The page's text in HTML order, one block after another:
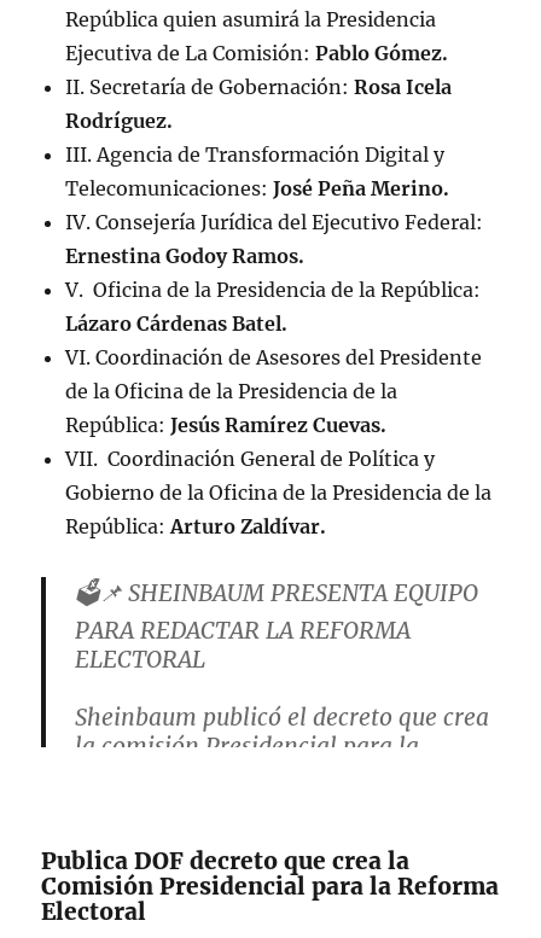
República quien asumirá la Presidencia
Ejecutiva de La Comisión:Pablo Gómez.
II. Secretaría de Gobernación:Rosa Icela
Rodríguez.
III. Agencia de Transformación Digital y
Telecomunicaciones:José Peña Merino.
IV. Consejería Jurídica del Ejecutivo Federal:
Ernestina Godoy Ramos.
V. Oficina de la Presidencia de la República:
Lázaro Cárdenas Batel.
VI. Coordinación de Asesores del Presidente
de la Oficina de la Presidencia de la
República:Jesús Ramírez Cuevas.
VII. Coordinación General de Política y
Gobierno de la Oficina de la Presidencia de la
República:Arturo Zaldívar.
🗳️📌 SHEINBAUM PRESENTA EQUIPO
PARA REDACTAR LA REFORMA
ELECTORAL
Sheinbaum publicó el decreto que crea
la comisión Presidencial para la
📍Pablo Gómez
📍Rosa Icela
Publica DOF decreto que crea la
Comisión Presidencial para la Reforma
Electoral